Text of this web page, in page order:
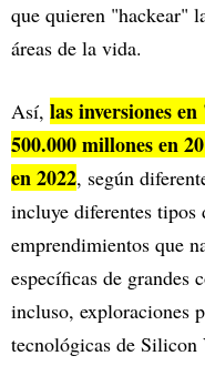
que quieren "hackear"
áreas de la vida.
Así, las inversiones
500.000 millones en
en 2022, según
incluye diferentes tipos
emprendimientos que
específicas de grandes
incluso, exploraciones
tecnológicas de Silicon